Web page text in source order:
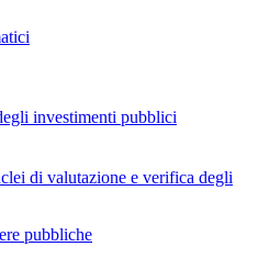
investimenti pubblici
di valutazione e verifica degli
pubbliche